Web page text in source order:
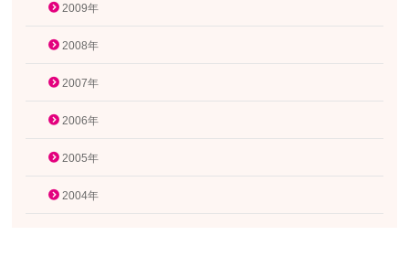
2009年
2008年
2007年
2006年
2005年
2004年